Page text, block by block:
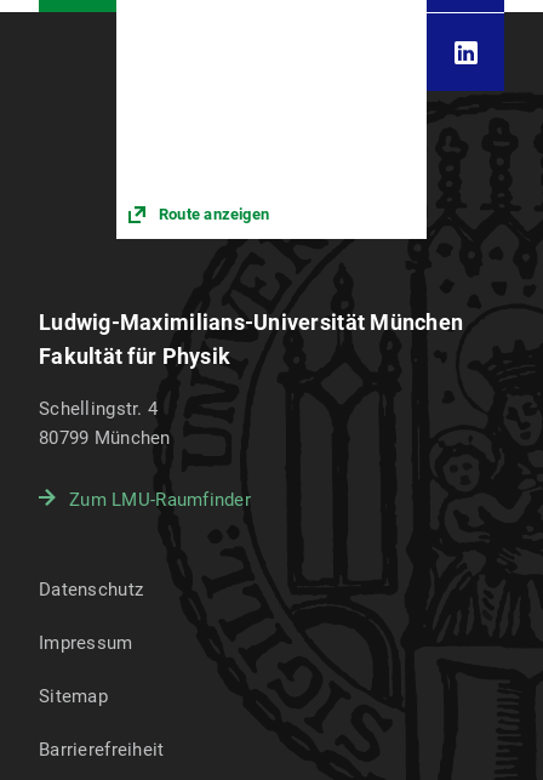
Route anzeigen
Ludwig-Maximilians-Universität München
Fakultät für Physik
Schellingstr. 4
80799 München
Zum LMU-Raumfinder
Datenschutz
Impressum
Sitemap
Barrierefreiheit